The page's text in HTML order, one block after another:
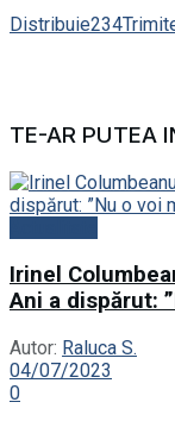
Distribuie234
TE-AR PUTEA
Irinel
Ani a dispărut:
Autor: Raluca S.
04/07/2023
0